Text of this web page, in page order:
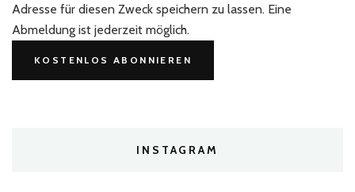
Adresse für diesen Zweck speichern zu lassen. Eine
Abmeldung ist jederzeit möglich.
INSTAGRAM